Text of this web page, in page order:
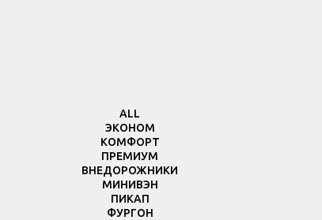
ALL
ЭКОНОМ
КОМФОРТ
ПРЕМИУМ
ВНЕДОРОЖНИКИ
МИНИВЭН
ПИКАП
ФУРГОН